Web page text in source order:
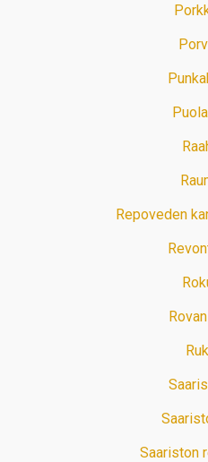
Repoveden
Saariston